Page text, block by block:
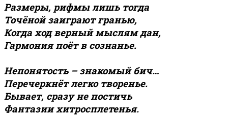
Размеры, рифмы лишь тогда
Точёной заиграют гранью,
Когда ход верный мыслям дан,
Гармония поёт в сознанье.
Непонятость – знакомый бич…
Перечеркнёт легко творенье.
Бывает, сразу не постичь
Фантазии хитросплетенья.